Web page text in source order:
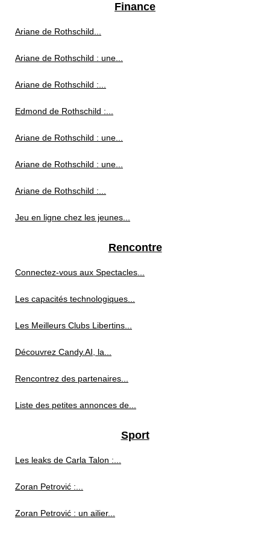
Finance
Ariane de Rothschild...
Ariane de Rothschild : une...
Ariane de Rothschild :...
Edmond de Rothschild :...
Ariane de Rothschild : une...
Ariane de Rothschild : une...
Ariane de Rothschild :...
Jeu en ligne chez les jeunes...
Rencontre
Connectez-vous aux Spectacles...
Les capacités technologiques...
Les Meilleurs Clubs Libertins...
Découvrez Candy.AI, la...
Rencontrez des partenaires...
Liste des petites annonces de...
Sport
Les leaks de Carla Talon :...
Zoran Petrović :...
Zoran Petrović : un ailier...